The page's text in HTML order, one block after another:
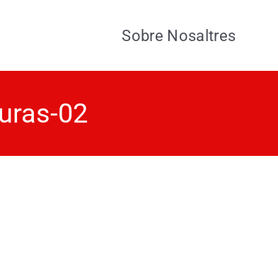
Sobre Nosaltres
02